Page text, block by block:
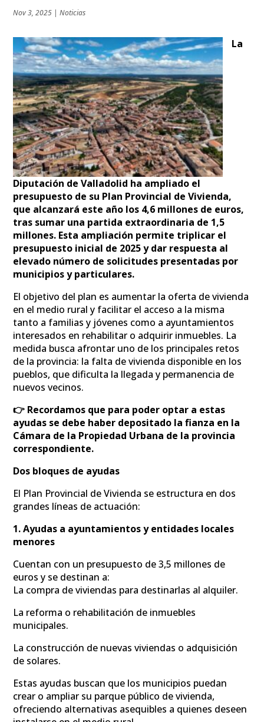
Nov 3, 2025 |Noticias
La
Diputación de Valladolid ha ampliado el
presupuesto de su Plan Provincial de Vivienda,
que alcanzará este año los 4,6 millones de euros,
tras sumar una partida extraordinaria de 1,5
millones. Esta ampliación permite triplicar el
presupuesto inicial de 2025 y dar respuesta al
elevado número de solicitudes presentadas por
municipios y particulares.
El objetivo del plan es aumentar la oferta de vivienda
en el medio rural y facilitar el acceso a la misma
tanto a familias y jóvenes como a ayuntamientos
interesados en rehabilitar o adquirir inmuebles. La
medida busca afrontar uno de los principales retos
de la provincia: la falta de vivienda disponible en los
pueblos, que dificulta la llegada y permanencia de
nuevos vecinos.
👉 Recordamos que para poder optar a estas
ayudas se debe haber depositado la fianza en la
Cámara de la Propiedad Urbana de la provincia
correspondiente.
Dos bloques de ayudas
El Plan Provincial de Vivienda se estructura en dos
grandes líneas de actuación:
1. Ayudas a ayuntamientos y entidades locales
menores
Cuentan con un presupuesto de 3,5 millones de
euros y se destinan a:
La compra de viviendas para destinarlas al alquiler.
La reforma o rehabilitación de inmuebles
municipales.
La construcción de nuevas viviendas o adquisición
de solares.
Estas ayudas buscan que los municipios puedan
crear o ampliar su parque público de vivienda,
ofreciendo alternativas asequibles a quienes deseen